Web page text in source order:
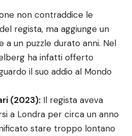
non contraddice le
regista, ma aggiunge un
a un puzzle durato anni. Nel
ha infatti offerto
il suo addio al Mondo
(2023): Il regista aveva
a Londra per circa un anno
stare troppo lontano